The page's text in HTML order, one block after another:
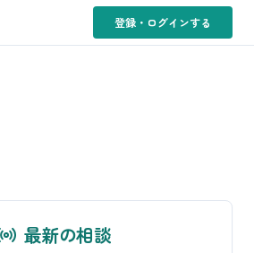
登録・ログインする
最新の相談